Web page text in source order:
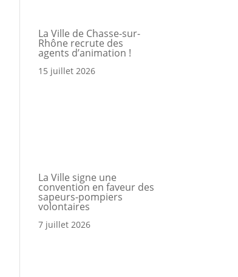
La Ville de Chasse-sur-
Rhône recrute des
agents d’animation !
15 juillet 2026
La Ville signe une
convention en faveur des
sapeurs-pompiers
volontaires
7 juillet 2026